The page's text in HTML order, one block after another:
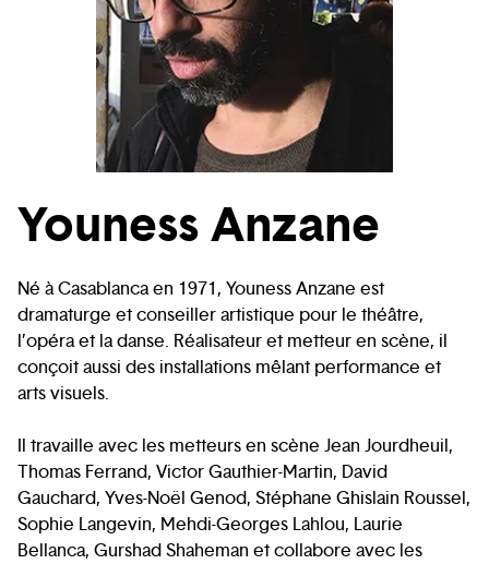
Youness Anzane
Né à Casablanca en 1971, Youness Anzane est
dramaturge et conseiller artistique pour le théâtre,
l’opéra et la danse. Réalisateur et metteur en scène, il
conçoit aussi des installations mêlant performance et
arts visuels.
Il travaille avec les metteurs en scène Jean Jourdheuil,
Thomas Ferrand, Victor Gauthier-Martin, David
Gauchard, Yves-Noël Genod, Stéphane Ghislain Roussel,
Sophie Langevin, Mehdi-Georges Lahlou, Laurie
Bellanca, Gurshad Shaheman et collabore avec les